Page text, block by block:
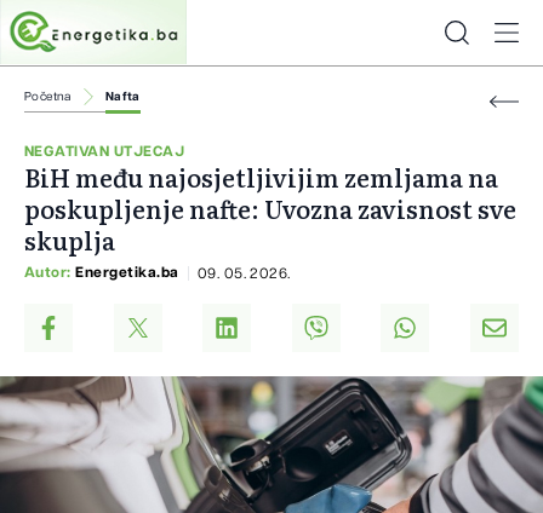
Početna Nafta
NEGATIVAN UTJECAJ
BiH među najosjetljivijim zemljama na
poskupljenje nafte: Uvozna zavisnost sve
skuplja
Autor: Energetika.ba 09. 05. 2026.